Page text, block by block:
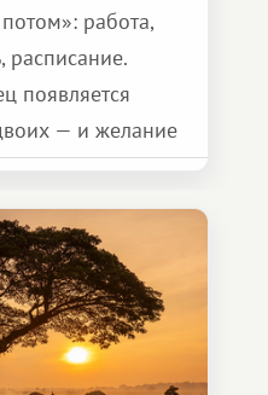
работа,
расписание.
появляется
— и желание
человека что-то
:)